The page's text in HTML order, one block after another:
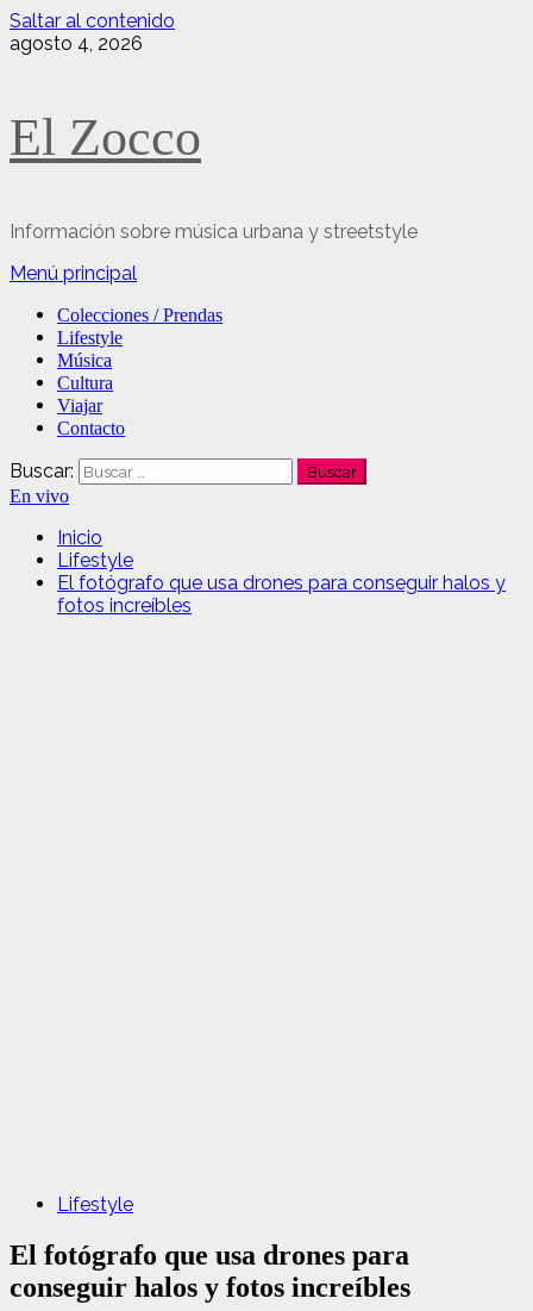
Saltar al contenido
agosto 4, 2026
El Zocco
Información sobre música urbana y streetstyle
Menú principal
Colecciones / Prendas
Lifestyle
Música
Cultura
Viajar
Contacto
Buscar:
En vivo
Inicio
Lifestyle
El fotógrafo que usa drones para conseguir halos y
fotos increíbles
Lifestyle
El fotógrafo que usa drones para
conseguir halos y fotos increíbles